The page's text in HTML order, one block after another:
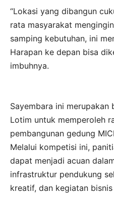
“Lokasi yang dibangun
rata masyarakat
samping kebutuhan, ini
Harapan ke depan bisa
imbuhnya.
Sayembara ini merupakan
Lotim untuk memperoleh
pembangunan gedung
Melalui kompetisi ini,
dapat menjadi acuan
infrastruktur pendukung
kreatif, dan kegiatan